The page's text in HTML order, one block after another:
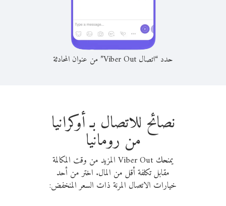
حدد “اتصال Viber Out” من عنوان المحادثة
نصائح للاتصال بـ أوكرانيا
من رومانيا
يمنحك Viber Out المزيد من وقت المكالمة
مقابل تكلفة أقل من المال. اختر من أحد
خيارات الاتصال المرنة ذات السعر المنخفض: